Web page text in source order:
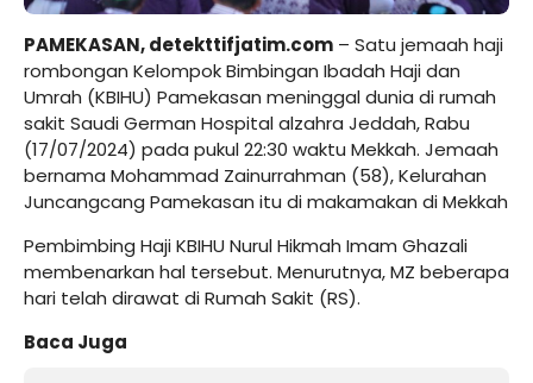
PAMEKASAN, detekttifjatim.com – Satu jemaah haji
rombongan Kelompok Bimbingan Ibadah Haji dan
Umrah (KBIHU) Pamekasan meninggal dunia di rumah
sakit Saudi German Hospital alzahra Jeddah, Rabu
(17/07/2024) pada pukul 22:30 waktu Mekkah. Jemaah
bernama Mohammad Zainurrahman (58), Kelurahan
Juncangcang Pamekasan itu di makamakan di Mekkah
Pembimbing Haji KBIHU Nurul Hikmah Imam Ghazali
membenarkan hal tersebut. Menurutnya, MZ beberapa
hari telah dirawat di Rumah Sakit (RS).
Baca Juga